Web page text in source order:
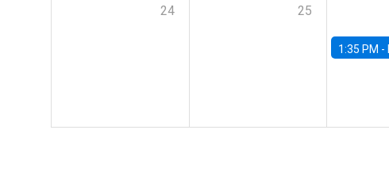
24 25
1:35 PM -